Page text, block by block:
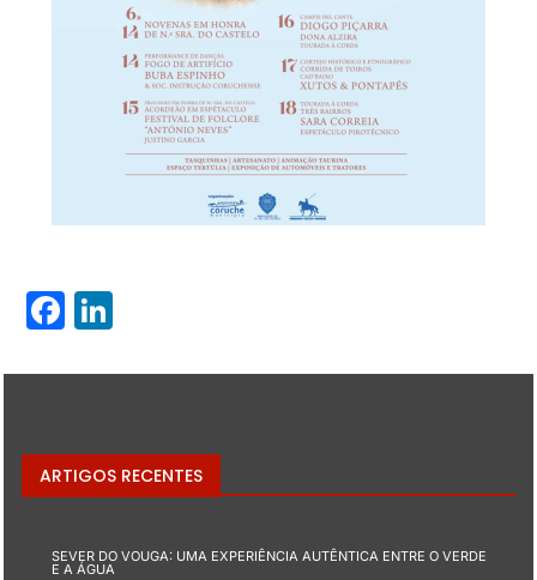
Facebook
ARTIGOS RECENTES
SEVER DO VOUGA: UMA EXPERIÊNCIA AUTÊNTICA ENTRE O VERDE
E A ÁGUA